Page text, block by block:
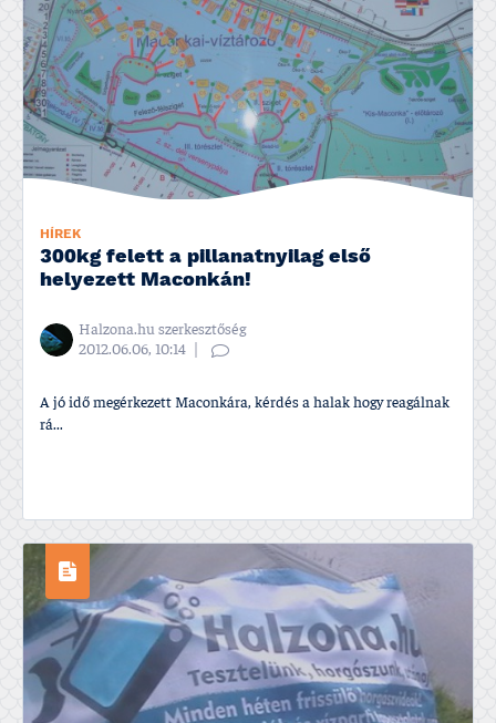
HÍREK
300kg felett a pillanatnyilag első
helyezett Maconkán!
Halzona.hu szerkesztőség
2012.06.06, 10:14
A jó idő megérkezett Maconkára, kérdés a halak hogy reagálnak
rá...